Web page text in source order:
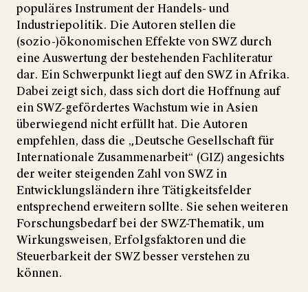
populäres Instrument der Handels- und
Industriepolitik. Die Autoren stellen die
(sozio-)ökonomischen Effekte von SWZ durch
eine Auswertung der bestehenden Fachliteratur
dar. Ein Schwerpunkt liegt auf den SWZ in Afrika.
Dabei zeigt sich, dass sich dort die Hoffnung auf
ein SWZ-gefördertes Wachstum wie in Asien
überwiegend nicht erfüllt hat. Die Autoren
empfehlen, dass die „Deutsche Gesellschaft für
Internationale Zusammenarbeit“ (GIZ) angesichts
der weiter steigenden Zahl von SWZ in
Entwicklungsländern ihre Tätigkeitsfelder
entsprechend erweitern sollte. Sie sehen weiteren
Forschungsbedarf bei der SWZ-Thematik, um
Wirkungsweisen, Erfolgsfaktoren und die
Steuerbarkeit der SWZ besser verstehen zu
können.